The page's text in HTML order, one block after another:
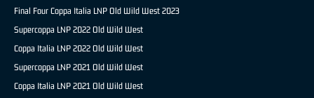
Final Four Coppa Italia LNP Old Wild West 2023
Supercoppa LNP 2022 Old Wild West
Coppa Italia LNP 2022 Old Wild West
Supercoppa LNP 2021 Old Wild West
Coppa Italia LNP 2021 Old Wild West